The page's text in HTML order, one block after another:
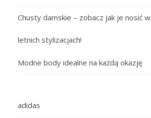
Chusty damskie – zobacz jak je nosić w
letnich stylizacjach!
Modne body idealne na każdą okazję
adidas